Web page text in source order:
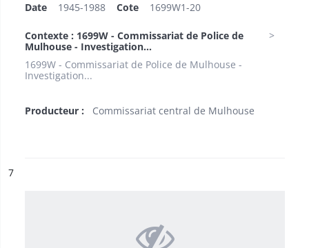
Date 1945-1988 Cote 1699W1-20
Contexte : 1699W - Commissariat de Police de
Mulhouse - Investigation...
1699W - Commissariat de Police de Mulhouse -
Investigation...
Producteur : Commissariat central de Mulhouse
n°
7